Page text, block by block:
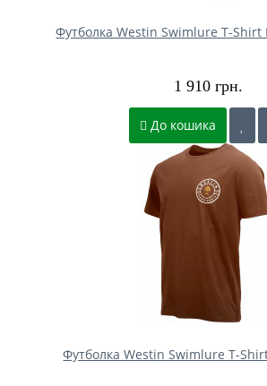
Футболка Westin Swimlure T-Shirt
1 910 грн.
До кошика
Футболка Westin Swimlure T-